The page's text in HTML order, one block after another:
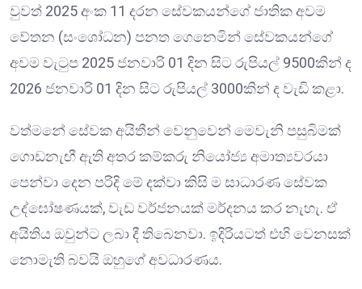
වුවත් 2025 අංක 11 දරන සේවකයන්ගේ ජාතික අවම
වේතන (සංශෝධන) පනත ගෙනෙමින් සේවකයන්ගේ
අවම වැටුප 2025 ජනවාරි 01 දින සිට රුපියල් 9500කින් ද
2026 ජනවාරි 01 දින සිට රුපියල් 3000කින් ද වැඩි කළා.
වත්මනේ සේවක අයිතීන් වෙනුවෙන් මෙවැනි පසුබිමක්
ගොඩනැඟී ඇති අතර කම්කරු නියෝජ්‍ය අමාත්‍යවරයා
පෙන්වා දෙන පරිදි මේ දක්වා කිසි ම සාධාරණ සේවක
උද්ඝෝෂණයක්, වැඩ වර්ජනයක් මර්දනය කර නැහැ. ඒ
අයිතිය ඔවුන්ට ලබා දී තිබෙනවා. ඉදිරියටත් එහි වෙනසක්
නොමැති බවයි ඔහුගේ අවධාරණය.